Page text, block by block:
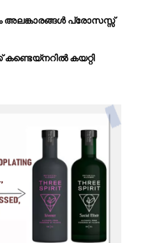
പ്രോസസ്സ്
കയറ്റി